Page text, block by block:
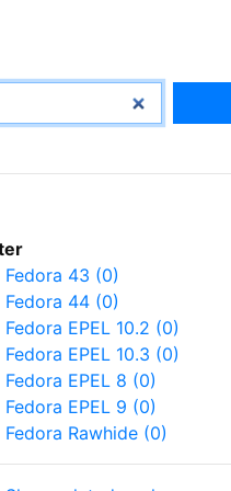
Fedora 43 (0)
Fedora 44 (0)
Fedora EPEL 10.2 (0)
Fedora EPEL 10.3 (0)
Fedora EPEL 8 (0)
Fedora EPEL 9 (0)
Fedora Rawhide (0)